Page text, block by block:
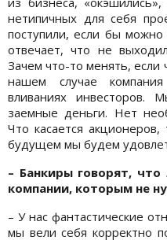
нетипичных для себя
поступили, если бы
отвечает, что не
Зачем что-то менять, если
нашем случае
вливаниях инвесторов.
заемные деньги. Нет
Что касается
будущем мы будем
– Банкиры говорят,
компании, которым не
– У нас фантастические
мы вели себя корректно